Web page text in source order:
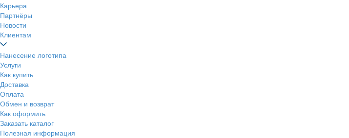
Карьера
Партнёры
Новости
Клиентам
Нанесение логотипа
Услуги
Как купить
Доставка
Оплата
Обмен и возврат
Как оформить
Заказать каталог
Полезная информация